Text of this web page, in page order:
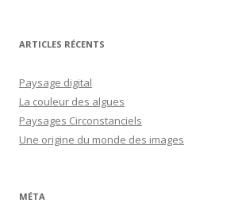
ARTICLES RÉCENTS
Paysage digital
La couleur des algues
Paysages Circonstanciels
Une origine du monde des images
MÉTA